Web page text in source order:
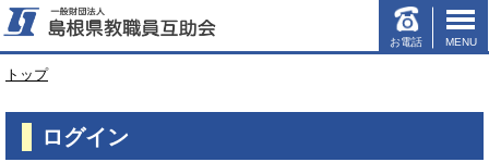
このページの本文へ
MENU
お電話
現
の
置：
トップ
ログイン